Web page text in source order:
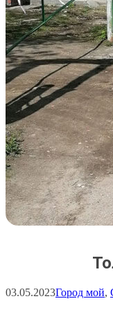
03.05.2023Город мой,